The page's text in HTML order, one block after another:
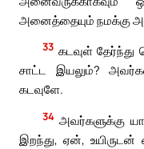
அனைத்தையும் நமக்கு
33 கடவுள்
சாட்ட இயலும்?
கடவுளே.
34 அவர்களுக்கு
இறந்து, ஏன், உயிருடன்